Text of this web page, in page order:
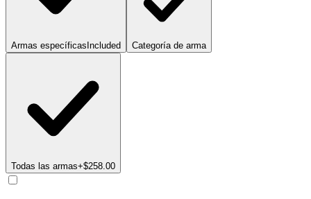
Armas específicas Included Categoría de arma
Todas las armas+$258.00